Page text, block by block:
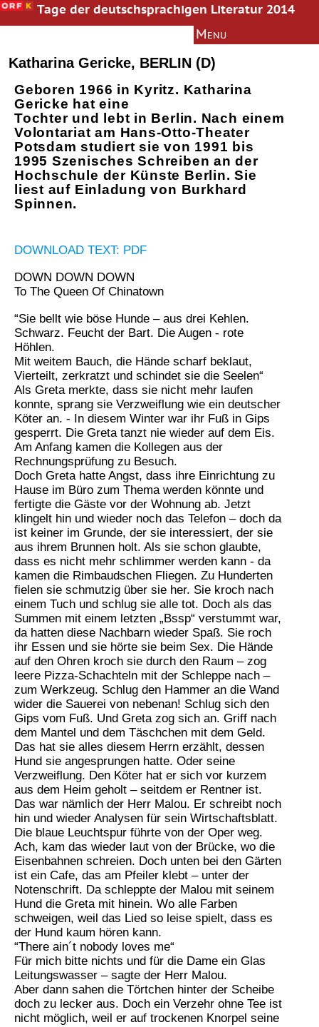
Tage der deutschsprachigen Literatur 2014
Katharina Gericke, BERLIN (D)
Geboren 1966 in Kyritz. Katharina
Gericke hat eine
Tochter und lebt in Berlin. Nach einem
Volontariat am Hans-Otto-Theater
Potsdam studiert sie von 1991 bis
1995 Szenisches Schreiben an der
Hochschule der Künste Berlin. Sie
liest auf Einladung von Burkhard
Spinnen.
DOWNLOAD TEXT: PDF
DOWN DOWN DOWN
To The Queen Of Chinatown
“Sie bellt wie böse Hunde – aus drei Kehlen.
Schwarz. Feucht der Bart. Die Augen - rote
Höhlen.
Mit weitem Bauch, die Hände scharf beklaut,
Vierteilt, zerkratzt und schindet sie die Seelen“
Als Greta merkte, dass sie nicht mehr laufen
konnte, sprang sie Verzweiflung wie ein deutscher
Köter an. - In diesem Winter war ihr Fuß in Gips
gesperrt. Die Greta tanzt nie wieder auf dem Eis.
Am Anfang kamen die Kollegen aus der
Rechnungsprüfung zu Besuch.
Doch Greta hatte Angst, dass ihre Einrichtung zu
Hause im Büro zum Thema werden könnte und
fertigte die Gäste vor der Wohnung ab. Jetzt
klingelt hin und wieder noch das Telefon – doch da
ist keiner im Grunde, der sie interessiert, der sie
aus ihrem Brunnen holt. Als sie schon glaubte,
dass es nicht mehr schlimmer werden kann - da
kamen die Rimbaudschen Fliegen. Zu Hunderten
fielen sie schmutzig über sie her. Sie kroch nach
einem Tuch und schlug sie alle tot. Doch als das
Summen mit einem letzten „Bssp“ verstummt war,
da hatten diese Nachbarn wieder Spaß. Sie roch
ihr Essen und sie hörte sie beim Sex. Die Hände
auf den Ohren kroch sie durch den Raum – zog
leere Pizza-Schachteln mit der Schleppe nach –
zum Werkzeug. Schlug den Hammer an die Wand
wider die Sauerei von nebenan! Schlug sich den
Gips vom Fuß. Und Greta zog sich an. Griff nach
dem Mantel und dem Täschchen mit dem Geld.
Das hat sie alles diesem Herrn erzählt, dessen
Hund sie angesprungen hatte. Oder seine
Verzweiflung. Den Köter hat er sich vor kurzem
aus dem Heim geholt – seitdem er Rentner ist.
Das war nämlich der Herr Malou. Er schreibt noch
hin und wieder Analysen für sein Wirtschaftsblatt.
Die blaue Leuchtspur führte von der Oper weg.
Ach, kam das wieder laut von der Brücke, wo die
Eisenbahnen schreien. Doch unten bei den Gärten
ist ein Cafe, das am Pfeiler klebt – unter der
Notenschrift. Da schleppte der Malou mit seinem
Hund die Greta mit hinein. Wo alle Farben
schweigen, weil das Lied so leise spielt, dass es
der Hund kaum hören kann.
“There ain´t nobody loves me“
Für mich bitte nichts und für die Dame ein Glas
Leitungswasser – sagte der Herr Malou.
Aber dann sahen die Törtchen hinter der Scheibe
doch zu lecker aus. Doch ein Verzehr ohne Tee ist
nicht möglich, weil er auf trockenen Knorpel seine
Bachmann-Preis
Jury
Texte
Multimedia
Literaturkurs
Menu